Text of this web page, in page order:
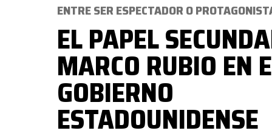
ENTRE SER ESPECTADOR O
EL PAPEL
MARCO RUBIO EN
GOBIERNO
ESTADOUNIDENSE